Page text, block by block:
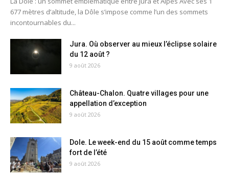
677 mètres d’altitude, la Dôle s’impose comme l’un des sommets
incontournables du...
Jura. Où observer au mieux l’éclipse solaire
du 12 août ?
9 août 2026
Château-Chalon. Quatre villages pour une
appellation d’exception
9 août 2026
Dole. Le week-end du 15 août comme temps
fort de l’été
9 août 2026